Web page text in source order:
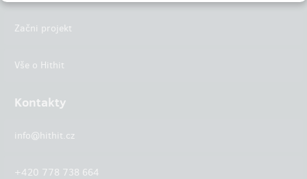
Začni projekt
Vše o Hithit
Kontakty
info@hithit.cz
+420 778 738 664